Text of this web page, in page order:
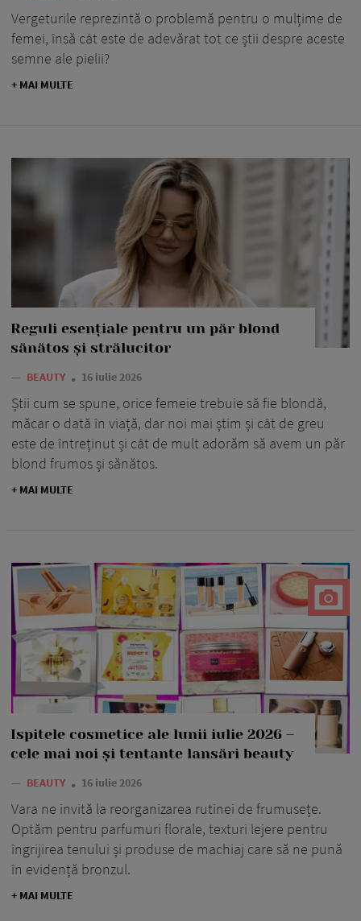
Vergeturile reprezintă o problemă pentru o mulțime de
femei, însă cât este de adevărat tot ce știi despre aceste
semne ale pielii?
+ MAI MULTE
Reguli esențiale pentru un păr blond
sănătos și strălucitor
— BEAUTY 16 iulie 2026
Știi cum se spune, orice femeie trebuie să fie blondă,
măcar o dată în viață, dar noi mai știm și cât de greu
este de întreținut și cât de mult adorăm să avem un păr
blond frumos și sănătos.
+ MAI MULTE
Ispitele cosmetice ale lunii iulie 2026 –
cele mai noi și tentante lansări beauty
— BEAUTY 16 iulie 2026
Vara ne invită la reorganizarea rutinei de frumusețe.
Optăm pentru parfumuri florale, texturi lejere pentru
îngrijirea tenului și produse de machiaj care să ne pună
în evidență bronzul.
+ MAI MULTE